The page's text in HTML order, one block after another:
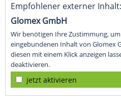
Empfohlener externer Inhalt:
Glomex GmbH
Wir benötigen Ihre Zustimmung,
eingebundenen Inhalt von Glomex
diesen mit einem Klick anzeigen
deaktivieren.
jetzt aktivieren